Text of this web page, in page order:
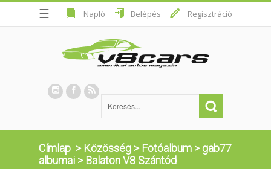
☰ Napló Belépés Regisztráció
Címlap > Közösség > Fotóalbum >gab77
albumai > Balaton V8 Szántód